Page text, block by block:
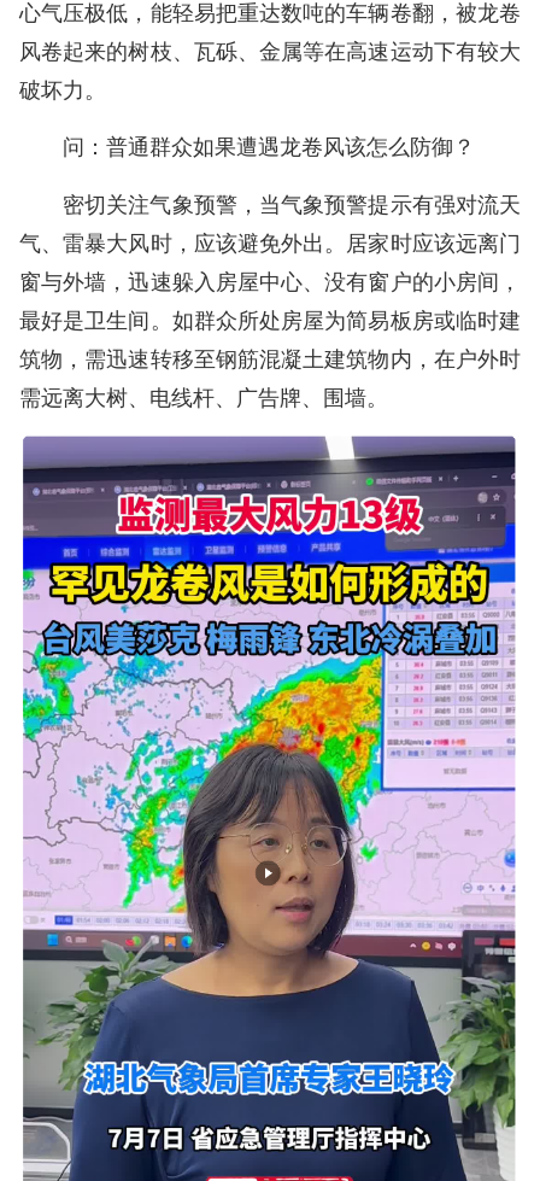
心气压极低，能轻易把重达数吨的车辆卷翻，被龙卷
风卷起来的树枝、瓦砾、金属等在高速运动下有较大
破坏力。
问：普通群众如果遭遇龙卷风该怎么防御？
密切关注气象预警，当气象预警提示有强对流天
气、雷暴大风时，应该避免外出。居家时应该远离门
窗与外墙，迅速躲入房屋中心、没有窗户的小房间，
最好是卫生间。如群众所处房屋为简易板房或临时建
筑物，需迅速转移至钢筋混凝土建筑物内，在户外时
需远离大树、电线杆、广告牌、围墙。